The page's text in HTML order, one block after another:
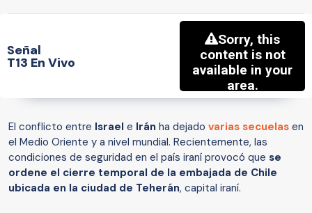
Señal
T13 En Vivo
El conflicto entre Israel e Irán ha dejado varias secuelas en
el Medio Oriente y a nivel mundial. Recientemente, las
condiciones de seguridad en el país iraní provocó que se
ordene el cierre temporal de la embajada de Chile
ubicada en la ciudad de Teherán, capital iraní.